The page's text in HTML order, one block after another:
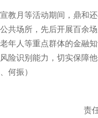
教月等活动期间，鼎和
共场所，先后开展百余
年人等重点群体的金融知
险识别能力，切实保障
何振）
责